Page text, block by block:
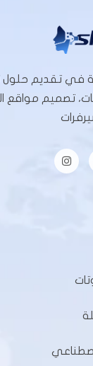
تقديم حلول
تصميم مواقع